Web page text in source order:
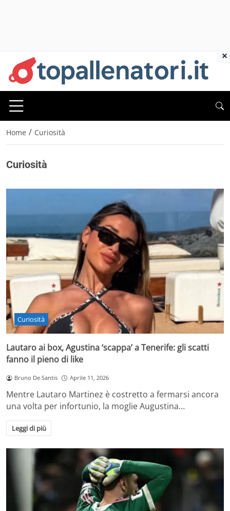
Home / Curiosità
Curiosità
Curiosità
Lautaro ai box, Agustina ‘scappa’ a Tenerife: gli scatti
fanno il pieno di like
Bruno De Santis Aprile 11, 2026
Mentre Lautaro Martinez è costretto a fermarsi ancora
una volta per infortunio, la moglie Augustina…
Leggi di più
×